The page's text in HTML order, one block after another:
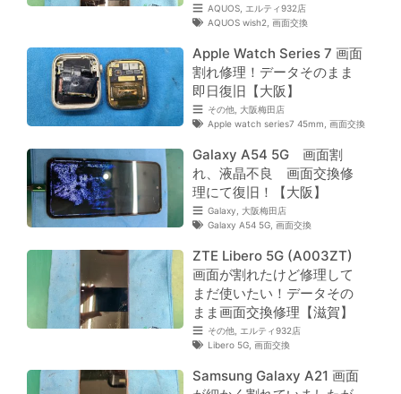
AQUOS, エルティ932店
AQUOS wish2 画面交換
その他, 大阪梅田店
Apple watch series7 45mm 画面交換
Apple Watch Series 7 画面
割れ修理！データそのまま
即日復旧【大阪】
Galaxy
大阪梅田店
Galaxy A54 5G, 画面交換
Galaxy A54 5G 画面割
れ、液晶不良 画面交換修
理にて復旧！【大阪】
その他, エルティ932店
Libero 5G, 画面交換
ZTE Libero 5G (A003ZT)
画面が割れたけど修理して
まだ使いたい！データその
まま画面交換修理【滋賀】
Samsung Galaxy A21 画面